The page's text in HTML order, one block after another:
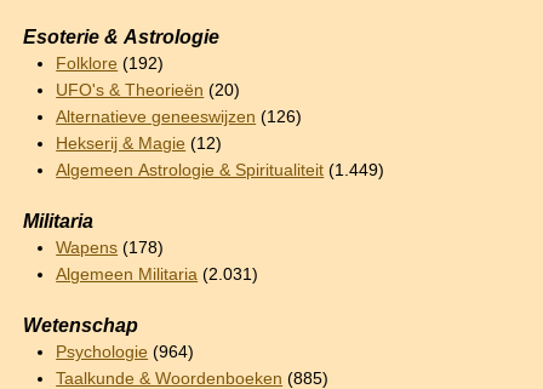
Esoterie & Astrologie
Folklore (192)
UFO's & Theorieën (20)
Alternatieve geneeswijzen (126)
Hekserij & Magie (12)
Algemeen Astrologie & Spiritualiteit (1.449)
Militaria
Wapens (178)
Algemeen Militaria (2.031)
Wetenschap
Psychologie (964)
Taalkunde & Woordenboeken (885)